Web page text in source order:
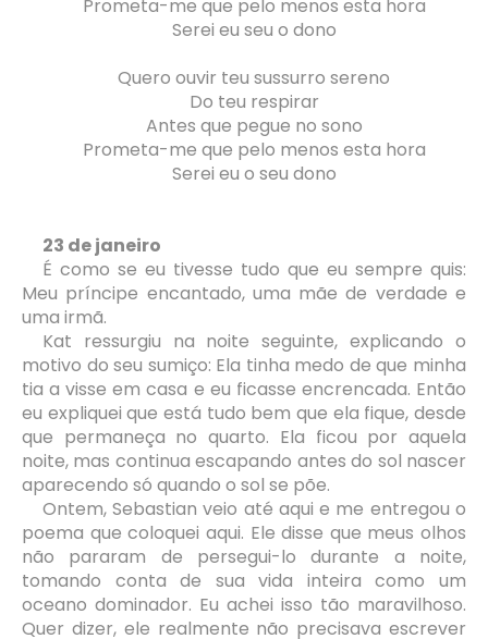
Prometa-me que pelo menos esta hora
Serei eu seu o dono
Quero ouvir teu sussurro sereno
Do teu respirar
Antes que pegue no sono
Prometa-me que pelo menos esta hora
Serei eu o seu dono
23 de janeiro
É como se eu tivesse tudo que eu sempre quis:
Meu príncipe encantado, uma mãe de verdade e
uma irmã.
Kat ressurgiu na noite seguinte, explicando o
motivo do seu sumiço: Ela tinha medo de que minha
tia a visse em casa e eu ficasse encrencada. Então
eu expliquei que está tudo bem que ela fique, desde
que permaneça no quarto. Ela ficou por aquela
noite, mas continua escapando antes do sol nascer
aparecendo só quando o sol se põe.
Ontem, Sebastian veio até aqui e me entregou o
poema que coloquei aqui. Ele disse que meus olhos
não pararam de persegui-lo durante a noite,
tomando conta de sua vida inteira como um
oceano dominador. Eu achei isso tão maravilhoso.
Quer dizer, ele realmente não precisava escrever